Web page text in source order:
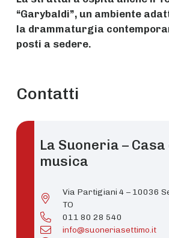
“Garybaldi”, un ambiente
la drammaturgia
posti a sedere.
Contatti
La Suoneria –
musica
Via Partigiani 4 – 10036
TO
011 80 28 540
info@suoneriasettimo.it